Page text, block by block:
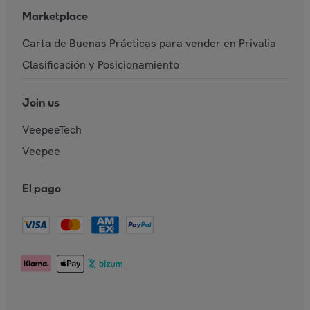
Marketplace
Carta de Buenas Prácticas para vender en Privalia
Clasificación y Posicionamiento
Join us
VeepeeTech
Veepee
El pago